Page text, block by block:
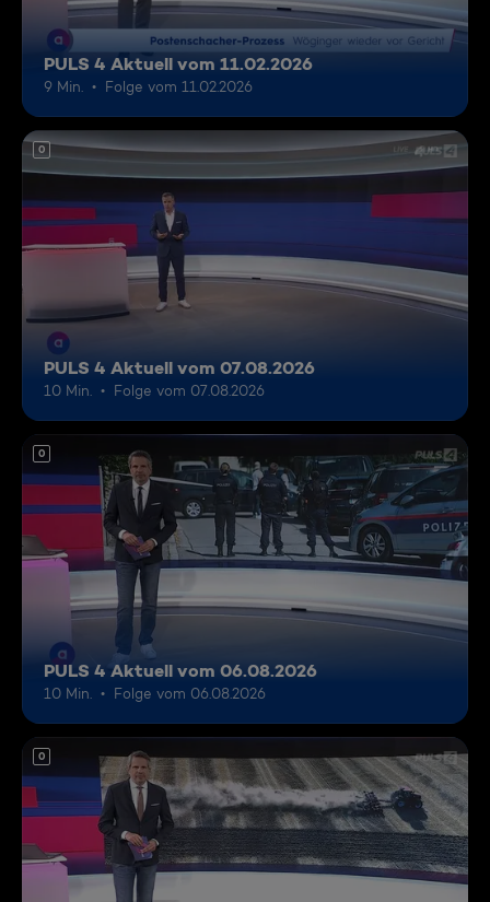
PULS 4 Aktuell vom 11.02.2026
9 Min. Folge vom 11.02.2026
0
PULS 4 Aktuell vom 07.08.2026
10 Min. Folge vom 07.08.2026
0
PULS 4 Aktuell vom 06.08.2026
10 Min. Folge vom 06.08.2026
0